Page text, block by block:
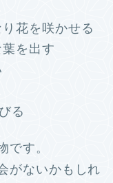
花を咲かせる
を出す
る
です。
がないかもしれ